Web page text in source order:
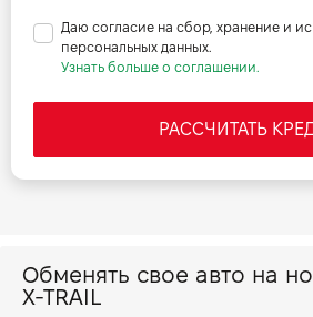
Даю согласие на сбор, хранение и
персональных данных.
Узнать больше о соглашении.
РАССЧИТАТЬ
Обменять свое авто на новое
X-TRAIL